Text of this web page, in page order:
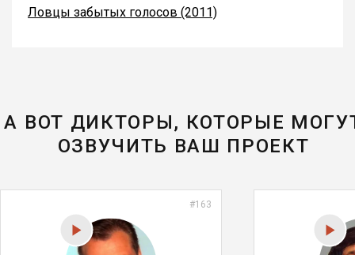
Ловцы забытых голосов (2011)
А ВОТ ДИКТОРЫ, КОТОРЫЕ
ОЗВУЧИТЬ ВАШ ПРОЕКТ
#163